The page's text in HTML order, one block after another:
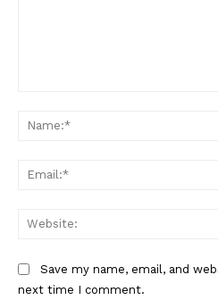
Save my name, email, and
next time I comment.